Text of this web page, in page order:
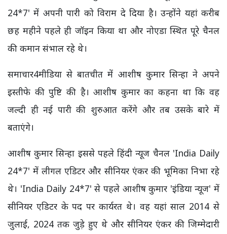
24*7' में अपनी पारी को विराम दे दिया है। उन्होंने यहां करीब
छह महीने पहले ही जॉइन किया था और नोएडा स्थित पूरे चैनल
की कमान संभाल रहे थे।
समाचार4मीडिया से बातचीत में आशीष कुमार सिन्हा ने अपने
इस्तीफे की पुष्टि की है। आशीष कुमार का कहना था कि वह
जल्दी ही नई पारी की शुरुआत करेंगे और तब उसके बारे में
बताएंगे।
आशीष कुमार सिन्हा इससे पहले हिंदी न्यूज चैनल 'India Daily
24*7' में लीगल एडिटर और सीनियर एंकर की भूमिका निभा रहे
थे। 'India Daily 24*7' से पहले आशीष कुमार 'इंडिया न्यूज' में
सीनियर एडिटर के पद पर कार्यरत थे। वह यहां साल 2014 से
जुलाई, 2024 तक जुड़े हुए थे और सीनियर एंकर की जिम्मेदारी